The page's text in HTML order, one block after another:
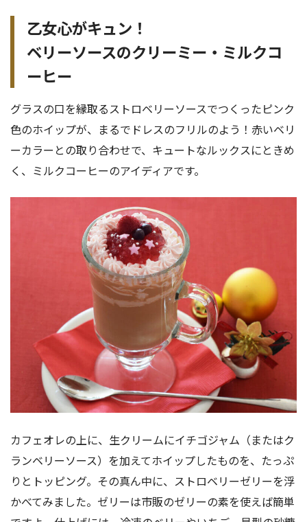
乙女心がキュン！
ベリーソースのクリーミー・ミルクコ
ーヒー
グラスの口を縁取るストロベリーソースでつくったピンク
色のホイップが、まるでドレスのフリルのよう！赤いベリ
ーカラーとの取り合わせで、キュートなルックスにときめ
く、ミルクコーヒーのアイディアです。
カフェオレの上に、生クリームにイチゴジャム（またはク
ランベリーソース）を加えてホイップしたものを、たっぷ
りとトッピング。その真ん中に、ストロベリーゼリーを浮
かべてみました。ゼリーは市販のゼリーの素を使えば簡単